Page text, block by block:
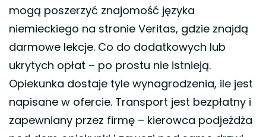
mogą poszerzyć znajomość języka
niemieckiego na stronie Veritas, gdzie znajdą
darmowe lekcje. Co do dodatkowych lub
ukrytych opłat – po prostu nie istnieją.
Opiekunka dostaje tyle wynagrodzenia, ile jest
napisane w ofercie. Transport jest bezpłatny i
zapewniany przez firmę – kierowca podjeżdża